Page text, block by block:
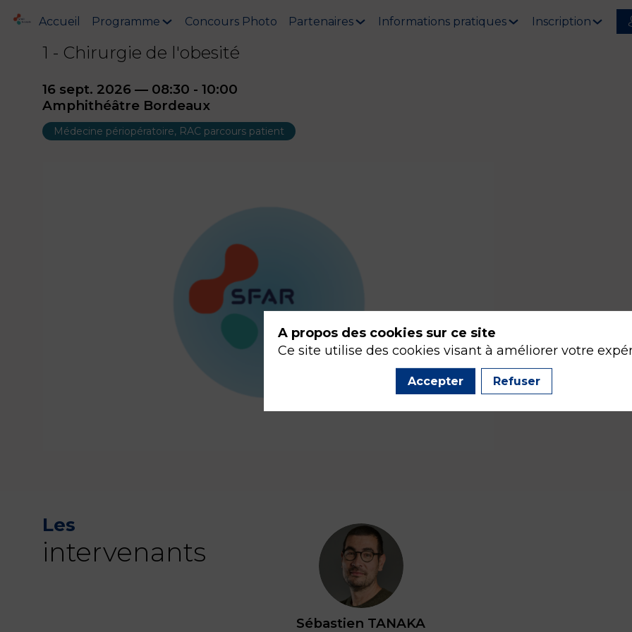
Accueil Programme Concours Photo Partenaires Informations pratiques Inscription
1 - Chirurgie de l'obesité
16 sept. 2026 — 08:30 - 10:00
Amphithéâtre Bordeaux
Médecine périopératoire, RAC parcours patient
Les
intervenants ST
Sébastien TANAKA
A propos des cookies sur ce site
Ce site utilise des cookies visant à améliorer votre
Accepter Refuser